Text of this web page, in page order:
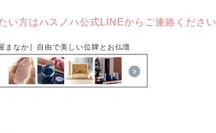
い方はハスノハ公式LINEからご連絡ください
まなか］自由で美しい位牌とお仏壇